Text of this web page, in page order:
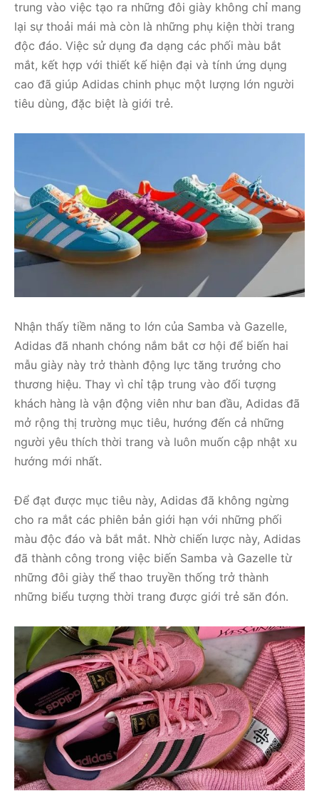
trung vào việc tạo ra những đôi giày không chỉ mang
lại sự thoải mái mà còn là những phụ kiện thời trang
độc đáo. Việc sử dụng đa dạng các phối màu bắt
mắt, kết hợp với thiết kế hiện đại và tính ứng dụng
cao đã giúp Adidas chinh phục một lượng lớn người
tiêu dùng, đặc biệt là giới trẻ.
Nhận thấy tiềm năng to lớn của Samba và Gazelle,
Adidas đã nhanh chóng nắm bắt cơ hội để biến hai
mẫu giày này trở thành động lực tăng trưởng cho
thương hiệu. Thay vì chỉ tập trung vào đối tượng
khách hàng là vận động viên như ban đầu, Adidas đã
mở rộng thị trường mục tiêu, hướng đến cả những
người yêu thích thời trang và luôn muốn cập nhật xu
hướng mới nhất.
Để đạt được mục tiêu này, Adidas đã không ngừng
cho ra mắt các phiên bản giới hạn với những phối
màu độc đáo và bắt mắt. Nhờ chiến lược này, Adidas
đã thành công trong việc biến Samba và Gazelle từ
những đôi giày thể thao truyền thống trở thành
những biểu tượng thời trang được giới trẻ săn đón.